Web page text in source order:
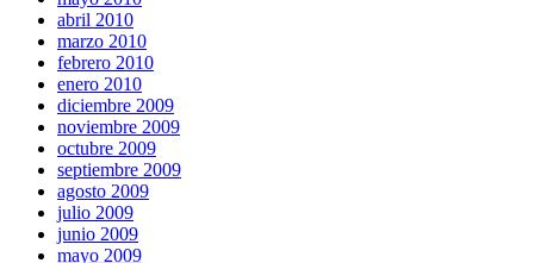
abril 2010
marzo 2010
febrero 2010
enero 2010
diciembre 2009
noviembre 2009
octubre 2009
septiembre 2009
agosto 2009
julio 2009
junio 2009
mayo 2009